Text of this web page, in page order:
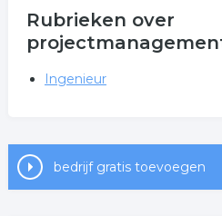
Rubrieken over
Ingenieur
bedrijf gratis toevoegen